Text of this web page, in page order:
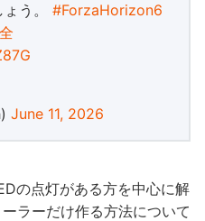
う。 #ForzaHorizon6
June 11, 2026
の点灯がある方を中心に解
ラーだけ作る方法について